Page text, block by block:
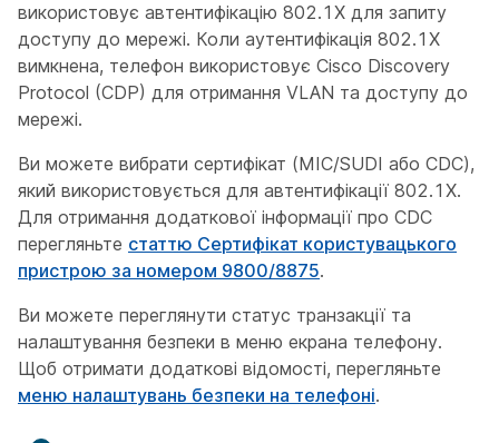
використовує автентифікацію 802.1X для запиту
доступу до мережі. Коли аутентифікація 802.1X
вимкнена, телефон використовує Cisco Discovery
Protocol (CDP) для отримання VLAN та доступу до
мережі.
Ви можете вибрати сертифікат (MIC/SUDI або CDC),
який використовується для автентифікації 802.1X.
Для отримання додаткової інформації про CDC
перегляньте статтю Сертифікат користувацького
пристрою за номером 9800/8875.
Ви можете переглянути статус транзакції та
налаштування безпеки в меню екрана телефону.
Щоб отримати додаткові відомості, перегляньте
меню налаштувань безпеки на телефоні.